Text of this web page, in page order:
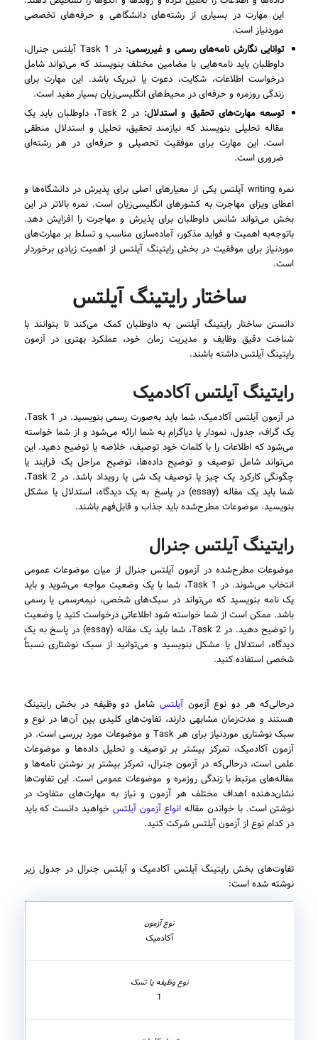
این مهارت در بسیاری از رشته‌های دانشگاهی و حرفه‌های تخصصی
موردنیاز است.
توانایی نگارش نامه‌های رسمی و غیررسمی:
در Task 1 آیلتس جنرال،
داوطلبان باید نامه‌هایی با مضامین مختلف بنویسند که می‌تواند شامل
درخواست اطلاعات، شکایت، دعوت یا تبریک باشد. این مهارت برای
زندگی روزمره و حرفه‌ای در محیط‌های انگلیسی‌زبان بسیار مفید است.
توسعه مهارت‌های تحقیق و استدلال:
در Task 2، داوطلبان باید یک
مقاله تحلیلی بنویسند که نیازمند تحقیق، تحلیل و استدلال منطقی
است. این مهارت برای موفقیت تحصیلی و حرفه‌ای در هر رشته‌ای
ضروری است.
نمره writing آیلتس یکی از معیارهای اصلی برای پذیرش در دانشگاه‌ها و
اعطای ویزای مهاجرت به کشورهای انگلیسی‌زبان است. نمره بالاتر در این
بخش می‌تواند شانس داوطلبان برای پذیرش و مهاجرت را افزایش دهد.
باتوجه‌به اهمیت و فواید مذکور، آماده‌سازی مناسب و تسلط بر مهارت‌های
موردنیاز برای موفقیت در بخش رایتینگ آیلتس از اهمیت زیادی برخوردار
است.
ساختار رایتینگ آیلتس
دانستن ساختار رایتینگ آیلتس به داوطلبان کمک می‌کند تا بتوانند با
شناخت دقیق وظایف و مدیریت زمان خود، عملکرد بهتری در آزمون
رایتینگ آیلتس داشته باشند.
رایتینگ آیلتس آکادمیک
در آزمون آیلتس آکادمیک، شما باید به‌صورت رسمی بنویسید. در Task 1،
یک گراف، جدول، نمودار یا دیاگرام به شما ارائه می‌شود و از شما خواسته
می‌شود که اطلاعات را با کلمات خود توصیف، خلاصه یا توضیح دهید. این
می‌تواند شامل توصیف و توضیح داده‌ها، توضیح مراحل یک فرایند یا
چگونگی کارکرد یک چیز یا توصیف یک شی یا رویداد باشد. در Task 2،
شما باید یک مقاله (essay) در پاسخ به یک دیدگاه، استدلال یا مشکل
بنویسید. موضوعات مطرح‌شده باید جذاب و قابل‌فهم باشند.
رایتینگ آیلتس جنرال
موضوعات مطرح‌شده در آزمون آیلتس جنرال از میان موضوعات عمومی
انتخاب می‌شوند. در Task 1، شما با یک وضعیت مواجه می‌شوید و باید
یک نامه بنویسید که می‌تواند در سبک‌های شخصی، نیمه‌رسمی یا رسمی
باشد. ممکن است از شما خواسته شود اطلاعاتی درخواست کنید یا وضعیت
را توضیح دهید. در Task 2، شما باید یک مقاله (essay) در پاسخ به یک
دیدگاه، استدلال یا مشکل بنویسید و می‌توانید از سبک نوشتاری نسبتاً
شخصی استفاده کنید.
درحالی‌که هر دو نوع آزمونآیلتس شامل دو وظیفه در بخش رایتینگ
هستند و مدت‌زمان مشابهی دارند، تفاوت‌های کلیدی بین آن‌ها در نوع و
سبک نوشتاری موردنیاز برای هر Task و موضوعات مورد بررسی است. در
آزمون آکادمیک، تمرکز بیشتر بر توصیف و تحلیل داده‌ها و موضوعات
علمی است، درحالی‌که در آزمون جنرال، تمرکز بیشتر بر نوشتن نامه‌ها و
مقاله‌های مرتبط با زندگی روزمره و موضوعات عمومی است. این تفاوت‌ها
نشان‌دهنده اهداف مختلف هر آزمون و نیاز به مهارت‌های متفاوت در
نوشتن است. با خواندن مقاله انواع آزمون آیلتس خواهید دانست که باید
در کدام نوع از آزمون آیلتس شرکت کنید.
تفاوت‌های بخش رایتینگ آیلتس آکادمیک و آیلتس جنرال در جدول زیر
نوشته شده است:
آکادمیک
1